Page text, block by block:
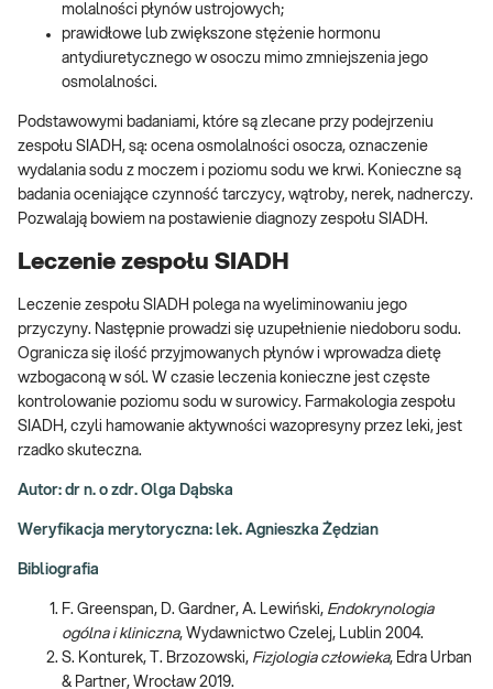
molalności płynów ustrojowych;
prawidłowe lub zwiększone stężenie hormonu
antydiuretycznego w osoczu mimo zmniejszenia jego
osmolalności.
Podstawowymi badaniami, które są zlecane przy podejrzeniu
zespołu SIADH, są: ocena osmolalności osocza, oznaczenie
wydalania sodu z moczem i poziomu sodu we krwi. Konieczne są
badania oceniające czynność tarczycy, wątroby, nerek, nadnerczy.
Pozwalają bowiem na postawienie diagnozy zespołu SIADH.
Leczenie zespołu SIADH
Leczenie zespołu SIADH polega na wyeliminowaniu jego
przyczyny. Następnie prowadzi się uzupełnienie niedoboru sodu.
Ogranicza się ilość przyjmowanych płynów i wprowadza dietę
wzbogaconą w sól. W czasie leczenia konieczne jest częste
kontrolowanie poziomu sodu w surowicy. Farmakologia zespołu
SIADH, czyli hamowanie aktywności wazopresyny przez leki, jest
rzadko skuteczna.
Autor: dr n. o zdr. Olga Dąbska
Weryfikacja merytoryczna: lek. Agnieszka Żędzian
Bibliografia
F. Greenspan, D. Gardner, A. Lewiński, Endokrynologia
ogólna i kliniczna, Wydawnictwo Czelej, Lublin 2004.
S. Konturek, T. Brzozowski, Fizjologia człowieka, Edra Urban
& Partner, Wrocław 2019.